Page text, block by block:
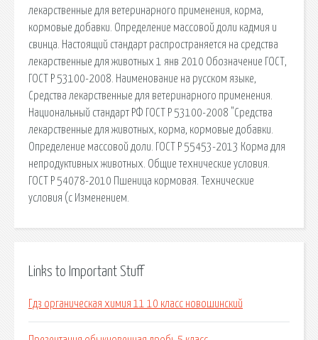
лекарственные для ветеринарного применения, корма,
кормовые добавки. Определение массовой доли кадмия и
свинца. Настоящий стандарт распространяется на средства
лекарственные для животных 1 янв 2010 Обозначение ГОСТ,
ГОСТ Р 53100-2008. Наименование на русском языке,
Средства лекарственные для ветеринарного применения.
Национальный стандарт РФ ГОСТ Р 53100-2008 "Средства
лекарственные для животных, корма, кормовые добавки.
Определение массовой доли. ГОСТ Р 55453-2013 Корма для
непродуктивных животных. Общие технические условия.
ГОСТ Р 54078-2010 Пшеница кормовая. Технические
условия (с Изменением.
Links to Important Stuff
Гдз органическая химия 11 10 класс новошинский